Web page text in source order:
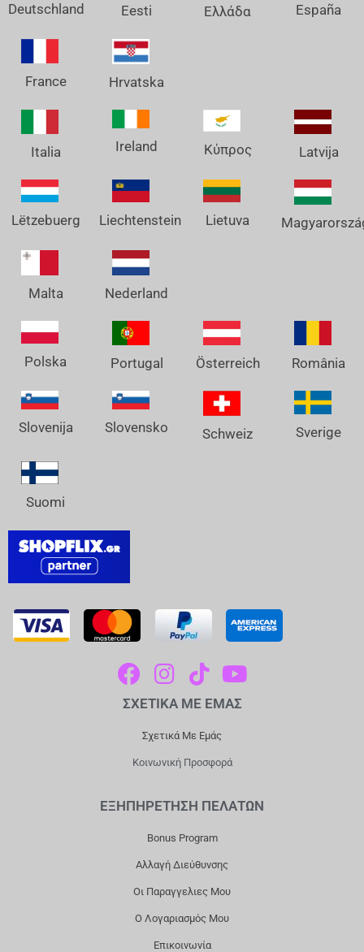
Deutschland Eesti Ελλάδα España
France Hrvatska
Italia Ireland Κύπρος Latvija
Lëtzebuerg Liechtenstein Lietuva
Malta Nederland
Polska Portugal Österreich România
Slovenija Slovensko Schweiz Sverige
Suomi
F
A
C
B
O
I
N
S
T
A
R
M
T
I
K
T
O
Y
O
U
E
ΣΧΕΤΙΚΑ ΜΕ ΕΜΑΣ
Σχετικά Με Εμάς
Κοινωνική Προσφορά
ΕΞΗΠΗΡΕΤΗΣΗ ΠΕΛΑΤΩΝ
Bonus Program
Αλλαγή Διεύθυνσης
Οι Παραγγελιες Μου
Ο Λογαριασμός Μου
Επικοινωνία